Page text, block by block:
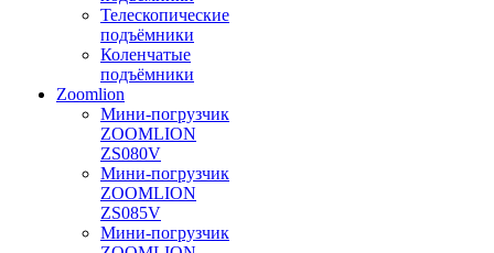
Телескопические
подъёмники
Коленчатые
подъёмники
Zoomlion
Мини-погрузчик
ZOOMLION
ZS080V
Мини-погрузчик
ZOOMLION
ZS085V
Мини-погрузчик